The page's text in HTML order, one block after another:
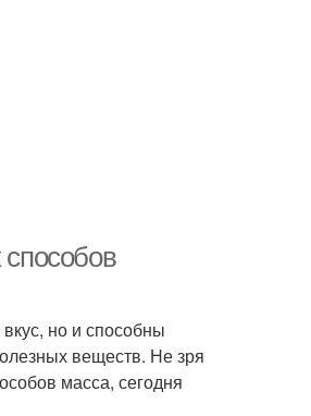
но и способны
веществ. Не зря
масса, сегодня